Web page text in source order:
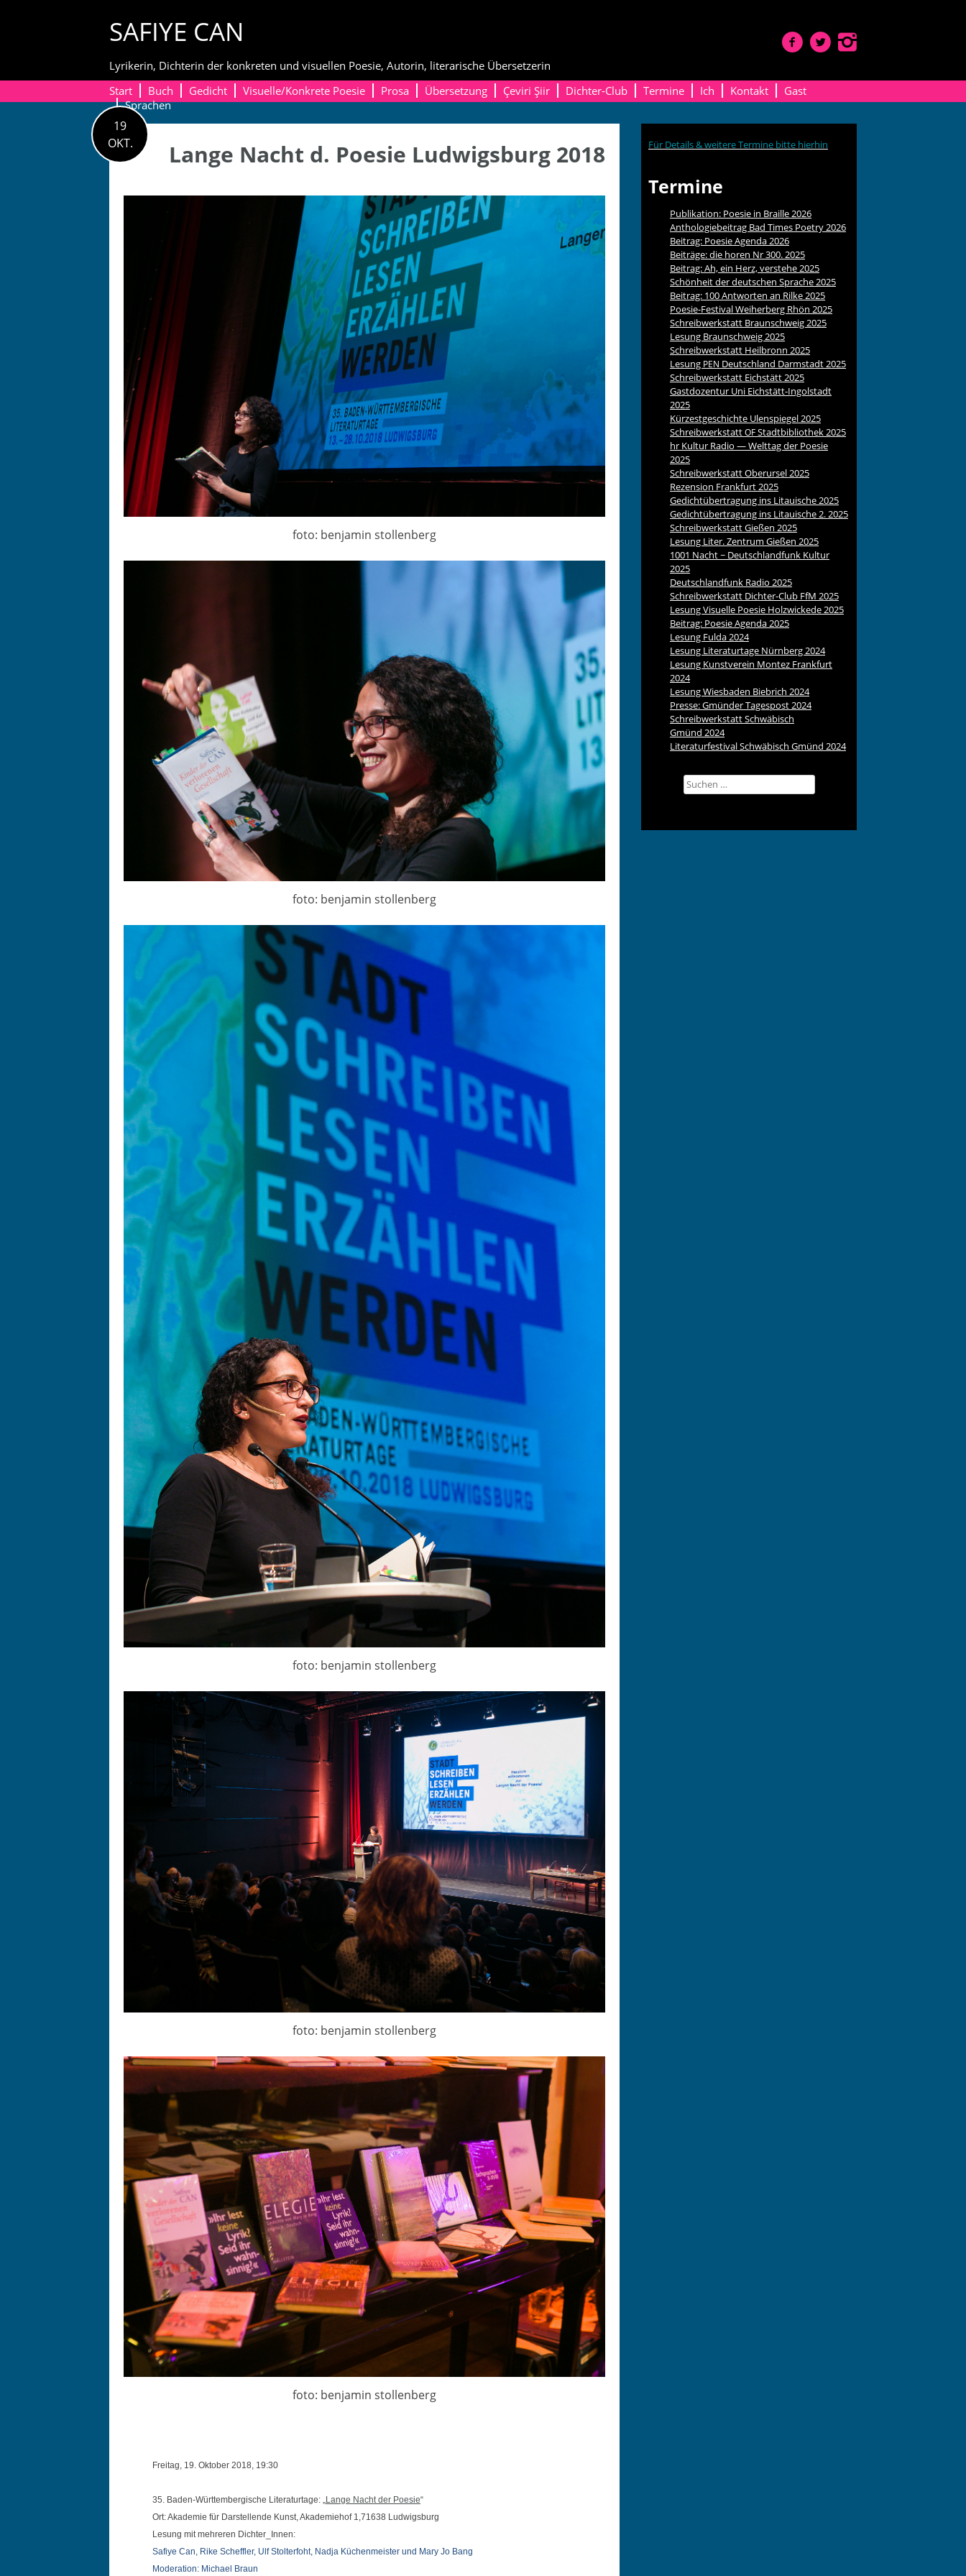
SAFIYE CAN
Lyrikerin, Dichterin der konkreten und visuellen Poesie, Autorin, literarische Übersetzerin
Start
Buch Gedicht Visuelle/Konkrete Poesie Prosa Übersetzung Çeviri Şiir Dichter-Club Termine Ich Kontakt
Gast
Sprachen
19
OKT.
Lange Nacht d. Poesie Ludwigsburg 2018
foto: ben­jamin stollenberg
foto: ben­jamin stollenberg
foto: ben­jamin stollenberg
foto: ben­jamin stollenberg
foto: ben­jamin stollenberg
Fre­itag, 19. Okto­ber 2018, 19:30
35. Baden-Würt­tem­ber­gis­che Lit­er­aturtage: „Lange Nacht der Poe­sie“
Ort: Akademie für Darstel­lende Kun­st, Akademiehof 1,71638 Ludwigsburg
Lesung mit mehreren Dichter_Innen:
Safiye Can, Rike Schef­fler, Ulf Stolter­fo­ht, Nad­ja Küchen­meis­ter und Mary Jo Bang
Mod­er­a­tion: Michael Braun
Für Details & weitere Termine bitte hierhin
Termine
Publikation: Poesie in Braille 2026
Anthologiebeitrag Bad Times Poetry 2026
Beitrag: Poesie Agenda 2026
Beiträge: die horen Nr 300. 2025
Beitrag: Ah, ein Herz, verstehe 2025
Schönheit der deutschen Sprache 2025
Beitrag: 100 Antworten an Rilke 2025
Poesie-Festival Weiherberg Rhön 2025
Schreibwerkstatt Braunschweig 2025
Lesung Braunschweig 2025
Schreibwerkstatt Heilbronn 2025
Lesung PEN Deutschland Darmstadt 2025
Schreibwerkstatt Eichstätt 2025
Gastdozentur Uni Eichstätt-Ingolstadt
2025
Kürzestgeschichte Ulenspiegel 2025
SchreibwerkstattOFStadtbibliothek 2025
hr Kultur Radio — Welttag der Poesie
2025
Schreibwerkstatt Oberursel 2025
Rezension Frankfurt 2025
Gedichtübertragung ins Litauische 2025
Gedichtübertragung ins Litauische 2. 2025
Schreibwerkstatt Gießen 2025
Lesung Liter. Zentrum Gießen 2025
1001 Nacht ~ Deutschlandfunk Kultur
2025
Deutschlandfunk Radio 2025
Schreibwerkstatt Dichter-Club FfM 2025
Lesung Visuelle Poesie Holzwickede 2025
Beitrag: Poesie Agenda 2025
Lesung Fulda 2024
Lesung Literaturtage Nürnberg 2024
Lesung Kunstverein Montez Frankfurt
2024
Lesung Wiesbaden Biebrich 2024
Presse: Gmünder Tagespost 2024
Schreibwerkstatt Schwäbisch
Gmünd 2024
Literaturfestival Schwäbisch Gmünd 2024
Suchen
nach: